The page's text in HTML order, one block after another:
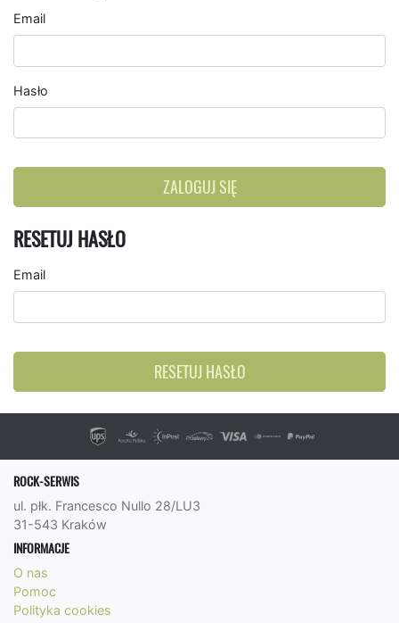
Email
Hasło
ZALOGUJ SIĘ
RESETUJ HASŁO
Email
RESETUJ HASŁO
ROCK-SERWIS
ul. płk. Francesco Nullo 28/LU3
31-543 Kraków
INFORMACJE
O nas
Pomoc
Polityka cookies